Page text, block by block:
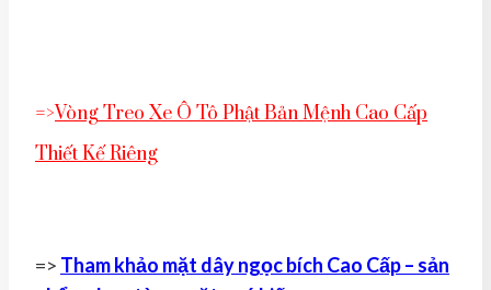
=>Vòng Treo Xe Ô Tô Phật Bản Mệnh Cao Cấp
Thiết Kế Riêng
=> Tham khảo mặt dây ngọc bích Cao Cấp – sản